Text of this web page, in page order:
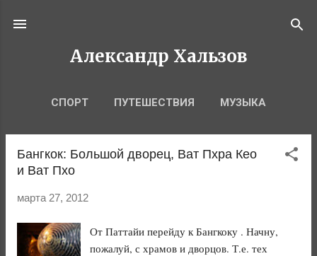
Александр Хальзов
СПОРТ ПУТЕШЕСТВИЯ МУЗЫКА
Бангкок: Большой дворец, Ват Пхра Кео
и Ват Пхо
марта 27, 2012
От Паттайи перейду к Бангкоку . Начну,
пожалуй, с храмов и дворцов. Т.е. тех